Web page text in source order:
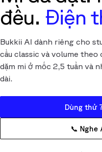
đều. Điện
Bukkii AI dành riêng cho
cầu classic và volume
dặm mi ở mốc 2,5 tuần và
dài.
Dùng thử
📞 Nghe